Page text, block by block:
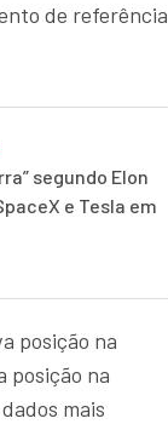
de referência
segundo Elon
e Tesla em
posição na
posição na
mais